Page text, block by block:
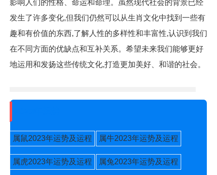
影响人们的性格、命运和命理。虽然现代社会的背景已经
发生了许多变化,但我们仍然可以从生肖文化中找到一些有
趣和有价值的东西,了解人性的多样性和丰富性,认识到我们
在不同方面的优缺点和互补关系。希望未来我们能够更好
地运用和发扬这些传统文化,打造更加美好、和谐的社会。
属鼠2023年运势及运程 属牛2023年运势及运程
属虎2023年运势及运程 属兔2023年运势及运程